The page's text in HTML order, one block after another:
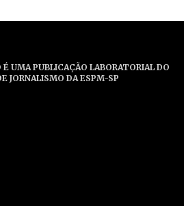
UMA PUBLICAÇÃO LABORATORIAL DO
JORNALISMO DA ESPM-SP